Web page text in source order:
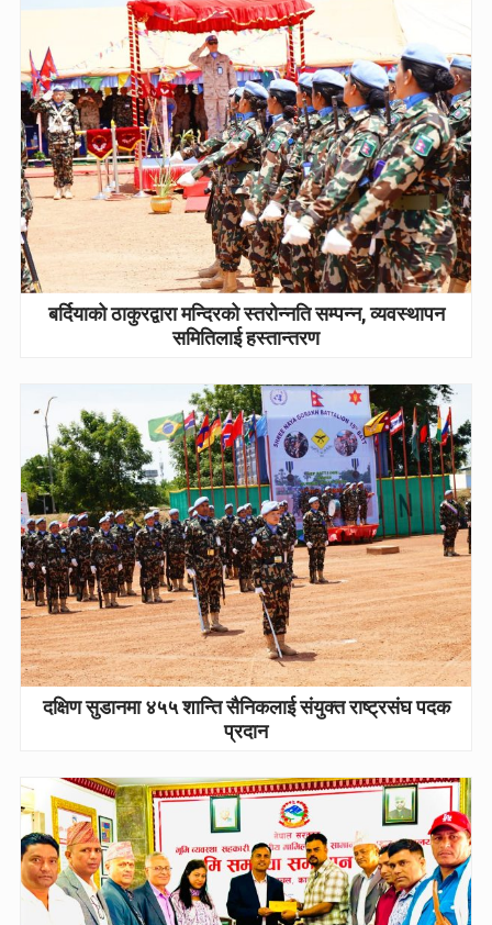
बर्दियाको ठाकुरद्वारा मन्दिरको स्तरोन्नति सम्पन्न, व्यवस्थापन
समितिलाई हस्तान्तरण
दक्षिण सुडानमा ४५५ शान्ति सैनिकलाई संयुक्त राष्ट्रसंघ पदक
प्रदान